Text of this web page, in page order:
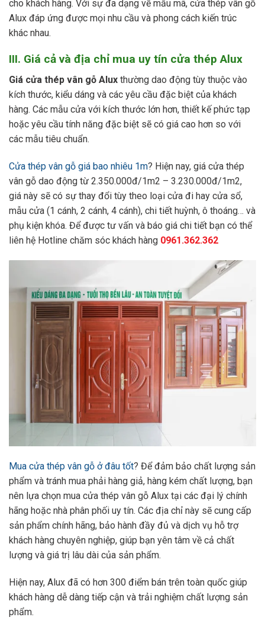
cho khách hàng. Với sự đa dạng về mẫu mã, cửa thép vân gỗ
Alux đáp ứng được mọi nhu cầu và phong cách kiến trúc
khác nhau.
III. Giá cả và địa chỉ mua uy tín cửa thép Alux
Giá cửa thép vân gỗ Alux thường dao động tùy thuộc vào
kích thước, kiểu dáng và các yêu cầu đặc biệt của khách
hàng. Các mẫu cửa với kích thước lớn hơn, thiết kế phức tạp
hoặc yêu cầu tính năng đặc biệt sẽ có giá cao hơn so với
các mẫu tiêu chuẩn.
Cửa thép vân gỗ giá bao nhiêu 1m? Hiện nay, giá cửa thép
vân gỗ dao động từ 2.350.000đ/1m2 – 3.230.000đ/1m2,
giá này sẽ có sự thay đổi tùy theo loại cửa đi hay cửa sổ,
mẫu cửa (1 cánh, 2 cánh, 4 cánh), chi tiết huỳnh, ô thoáng… và
phụ kiện khóa. Để được tư vấn và báo giá chi tiết bạn có thể
liên hệ Hotline chăm sóc khách hàng 0961.362.362
Mua cửa thép vân gỗ ở đâu tốt? Để đảm bảo chất lượng sản
phẩm và tránh mua phải hàng giả, hàng kém chất lượng, bạn
nên lựa chọn mua cửa thép vân gỗ Alux tại các đại lý chính
hãng hoặc nhà phân phối uy tín. Các địa chỉ này sẽ cung cấp
sản phẩm chính hãng, bảo hành đầy đủ và dịch vụ hỗ trợ
khách hàng chuyên nghiệp, giúp bạn yên tâm về cả chất
lượng và giá trị lâu dài của sản phẩm.
Hiện nay, Alux đã có hơn 300 điểm bán trên toàn quốc giúp
khách hàng dễ dàng tiếp cận và trải nghiệm chất lượng sản
phẩm.